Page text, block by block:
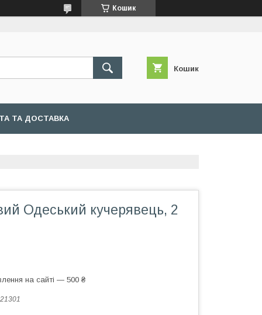
Кошик
Кошик
ТА ДОСТАВКА
Одеський кучерявець, 2
на сайті — 500 ₴